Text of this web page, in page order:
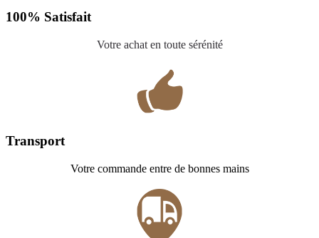
100% Satisfait
Votre achat en toute sérénité
Transport
Votre commande entre de bonnes mains